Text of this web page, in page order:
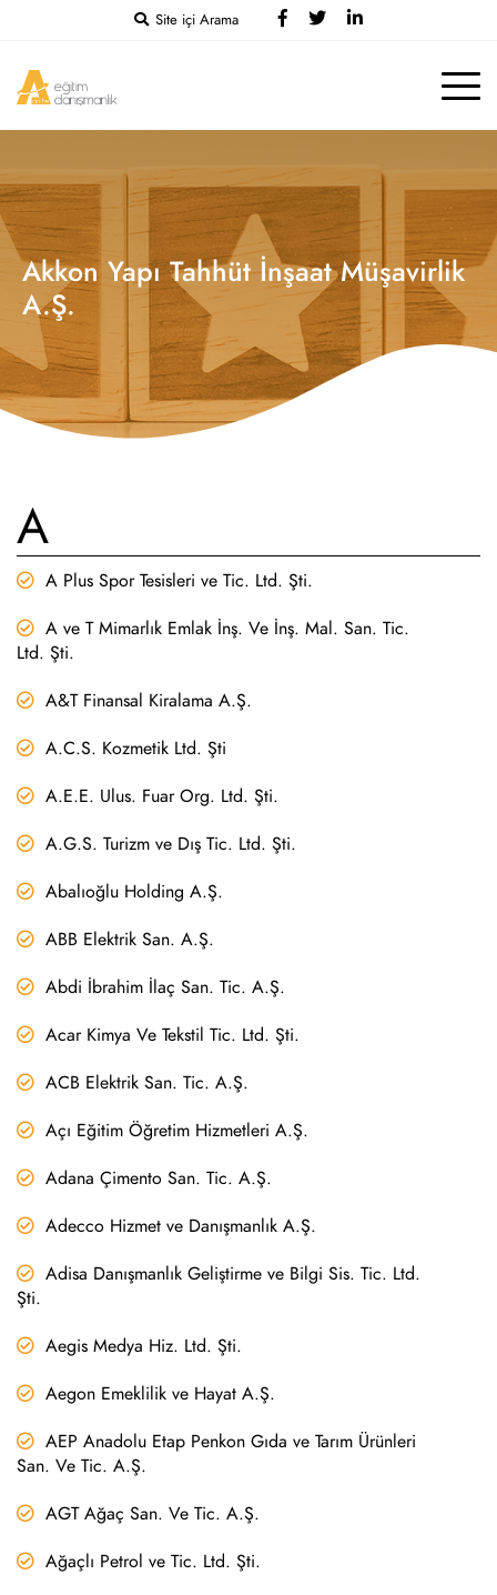
Site içi Arama
Akkon Yapı Tahhüt İnşaat Müşavirlik
A.Ş.
A
A Plus Spor Tesisleri ve Tic. Ltd. Şti.
A ve T Mimarlık Emlak İnş. Ve İnş. Mal. San. Tic.
Ltd. Şti.
A&T Finansal Kiralama A.Ş.
A.C.S. Kozmetik Ltd. Şti
A.E.E. Ulus. Fuar Org. Ltd. Şti.
A.G.S. Turizm ve Dış Tic. Ltd. Şti.
Abalıoğlu Holding A.Ş.
ABB Elektrik San. A.Ş.
Abdi İbrahim İlaç San. Tic. A.Ş.
Acar Kimya Ve Tekstil Tic. Ltd. Şti.
ACB Elektrik San. Tic. A.Ş.
Açı Eğitim Öğretim Hizmetleri A.Ş.
Adana Çimento San. Tic. A.Ş.
Adecco Hizmet ve Danışmanlık A.Ş.
Adisa Danışmanlık Geliştirme ve Bilgi Sis. Tic. Ltd.
Şti.
Aegis Medya Hiz. Ltd. Şti.
Aegon Emeklilik ve Hayat A.Ş.
AEP Anadolu Etap Penkon Gıda ve Tarım Ürünleri
San. Ve Tic. A.Ş.
AGT Ağaç San. Ve Tic. A.Ş.
Ağaçlı Petrol ve Tic. Ltd. Şti.